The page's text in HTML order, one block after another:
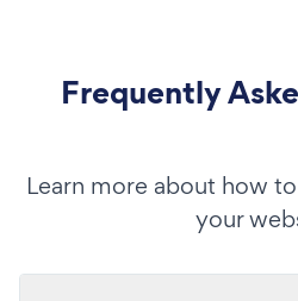
Frequently
Learn more about how
your